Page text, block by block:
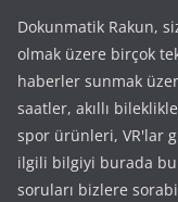
Dokunmatik Rakun,
olmak üzere birçok
haberler sunmak
saatler, akıllı
spor ürünleri, VR'lar
ilgili bilgiyi burada
soruları bizlere